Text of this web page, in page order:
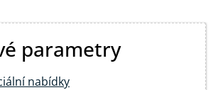
parametry
nabídky